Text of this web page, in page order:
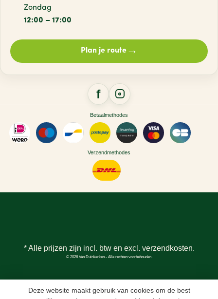
Zondag
12:00 – 17:00
Plan je route→
Betaalmethodes
Verzendmethodes
* Alle prijzen zijn incl. btw en excl. verzendkosten.
© 2026 Van Duinkerken - Alle rechten voorbehouden.
Deze website maakt gebruik van cookies om de best